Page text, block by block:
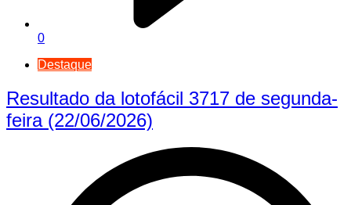
0
Destaque
Resultado da lotofácil 3717 de segunda-
feira (22/06/2026)